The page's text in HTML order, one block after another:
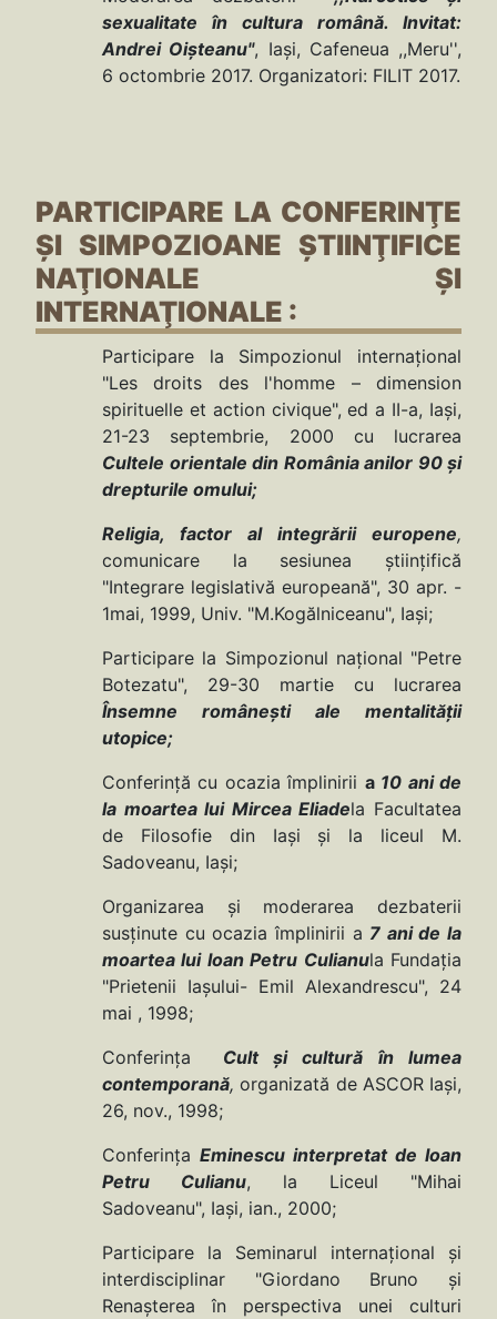
sexualitate în cultura română. Invitat:
Andrei Oișteanu", Iași, Cafeneua ,,Meru'',
6 octombrie 2017. Organizatori: FILIT 2017.
PARTICIPARE LA CONFERINŢE
ŞI SIMPOZIOANE ŞTIINŢIFICE
NAŢIONALE ŞI
INTERNAŢIONALE :
Participare la Simpozionul internaţional
"Les droits des l'homme – dimension
spirituelle et action civique", ed a II-a, Iaşi,
21-23 septembrie, 2000 cu lucrarea
Cultele orientale din România anilor 90 şi
drepturile omului;
Religia, factor al integrării europene,
comunicare la sesiunea ştiinţifică
"Integrare legislativă europeană", 30 apr. -
1mai, 1999, Univ. "M.Kogălniceanu", Iaşi;
Participare la Simpozionul naţional "Petre
Botezatu", 29-30 martie cu lucrarea
Însemne româneşti ale mentalităţii
utopice;
Conferinţă cu ocazia împlinirii a 10 ani de
la moartea lui Mircea Eliadela Facultatea
de Filosofie din Iaşi şi la liceul M.
Sadoveanu, Iaşi;
Organizarea şi moderarea dezbaterii
susţinute cu ocazia împlinirii a 7 ani de la
moartea lui Ioan Petru Culianula Fundaţia
"Prietenii Iaşului- Emil Alexandrescu", 24
mai , 1998;
Conferinţa Cult şi cultură în lumea
contemporană, organizată de ASCOR Iaşi,
26, nov., 1998;
Conferinţa Eminescu interpretat de Ioan
Petru Culianu, la Liceul "Mihai
Sadoveanu", Iaşi, ian., 2000;
Participare la Seminarul internaţional şi
interdisciplinar "Giordano Bruno şi
Renaşterea în perspectiva unei culturi